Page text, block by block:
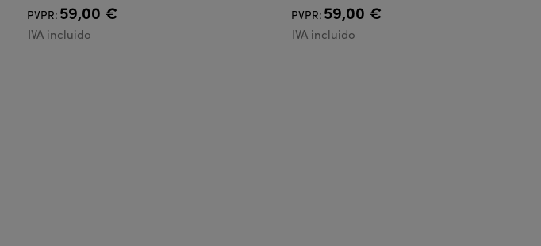
PVPR: 59,00 €
IVA incluido
PVPR: 59,00 €
IVA incluido